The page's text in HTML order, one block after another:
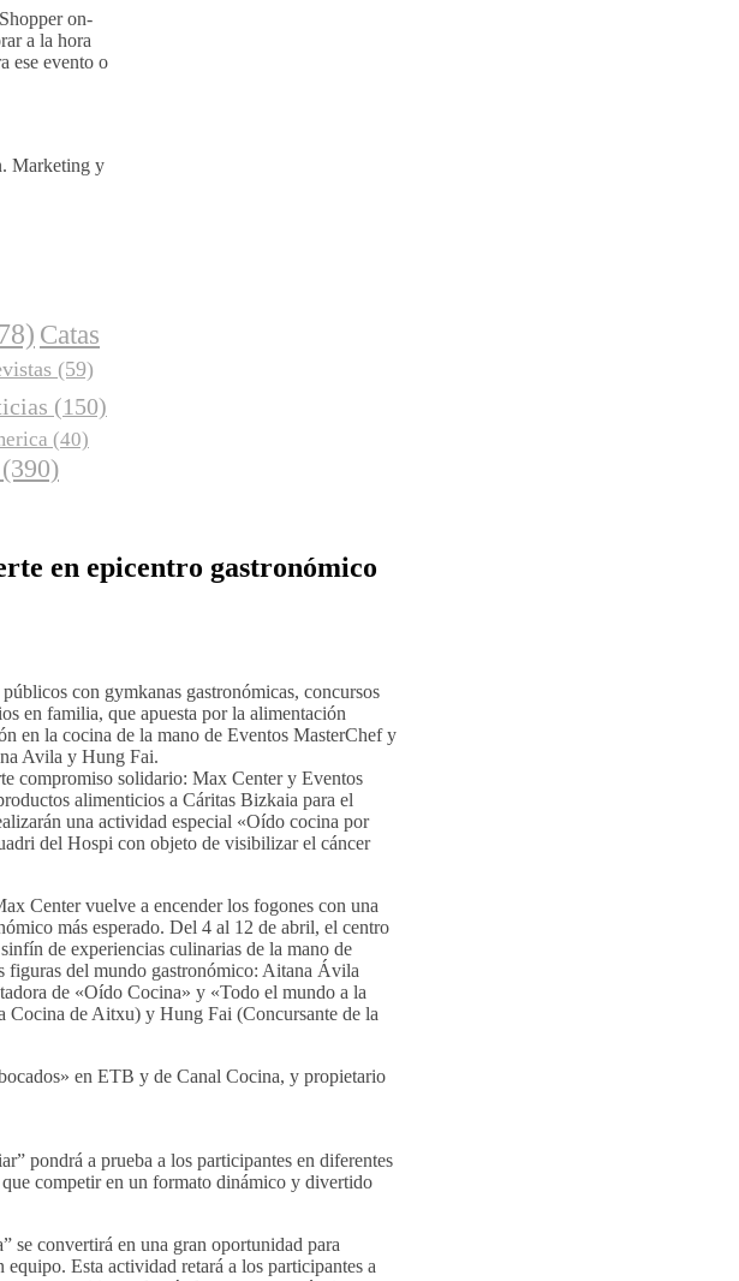
on-
a la hora
ese evento o
Marketing y
Catas
(59)
(150)
(40)
(390)
en epicentro gastronómico
con gymkanas gastronómicas, concursos
en familia, que apuesta por la alimentación
en la cocina de la mano de Eventos MasterChef y
Avila y Hung Fai.
compromiso solidario: Max Center y Eventos
alimenticios a Cáritas Bizkaia para el
una actividad especial «Oído cocina por
del Hospi con objeto de visibilizar el cáncer
Center vuelve a encender los fogones con una
más esperado. Del 4 al 12 de abril, el centro
de experiencias culinarias de la mano de
figuras del mundo gastronómico: Aitana Ávila
de «Oído Cocina» y «Todo el mundo a la
Cocina de Aitxu) y Hung Fai (Concursante de la
en ETB y de Canal Cocina, y propietario
pondrá a prueba a los participantes en diferentes
competir en un formato dinámico y divertido
se convertirá en una gran oportunidad para
Esta actividad retará a los participantes a